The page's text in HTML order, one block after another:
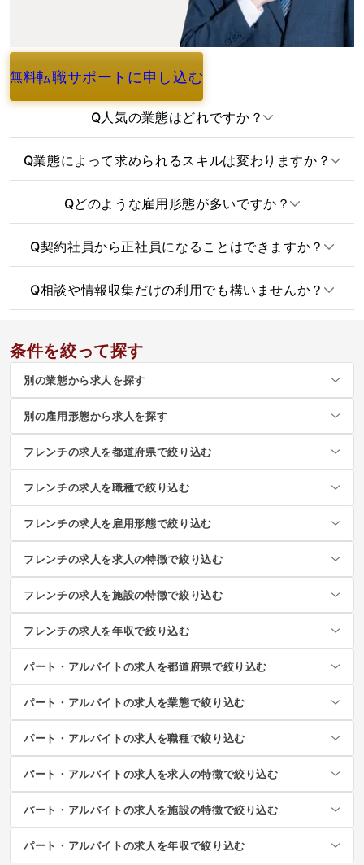
無料転職サポートに申し込む
よくあるご質問
Q人気の業態はどれですか？
Q業態によって求められるスキルは変わりますか？
Qどのような雇用形態が多いですか？
Q契約社員から正社員になることはできますか？
Q相談や情報収集だけの利用でも構いませんか？
条件を絞って探す
別の業態から求人を探す
別の雇用形態から求人を探す
フレンチの求人を都道府県で絞り込む
フレンチの求人を職種で絞り込む
フレンチの求人を雇用形態で絞り込む
フレンチの求人を求人の特徴で絞り込む
フレンチの求人を施設の特徴で絞り込む
フレンチの求人を年収で絞り込む
パート・アルバイトの求人を都道府県で絞り込む
パート・アルバイトの求人を業態で絞り込む
パート・アルバイトの求人を職種で絞り込む
パート・アルバイトの求人を求人の特徴で絞り込む
パート・アルバイトの求人を施設の特徴で絞り込む
パート・アルバイトの求人を年収で絞り込む